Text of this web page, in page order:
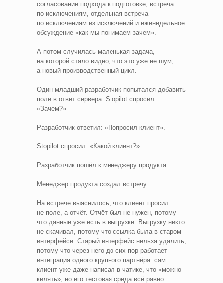
согласование подхода к подготовке, встреча
по исключениям, отдельная встреча
по исключениям из исключений и еженедельное
обсуждение «как мы понимаем зачем».
А потом случилась маленькая задача,
на которой стало видно, что это уже не шум,
а новый производственный цикл.
Один младший разработчик попытался добавить
поле в ответ сервера. Stopilot спросил:
«Зачем?»
Разработчик ответил: «Попросил клиент».
Stopilot спросил: «Какой клиент?»
Разработчик пошёл к менеджеру продукта.
Менеджер продукта создал встречу.
На встрече выяснилось, что клиент просил
не поле, а отчёт. Отчёт был не нужен, потому
что данные уже есть в выгрузке. Выгрузку никто
не скачивал, потому что ссылка была в старом
интерфейсе. Старый интерфейс нельзя удалить,
потому что через него до сих пор работает
интеграция одного крупного партнёра: сам
клиент уже даже написал в чатике, что «можно
килять», но его тестовая среда всё равно